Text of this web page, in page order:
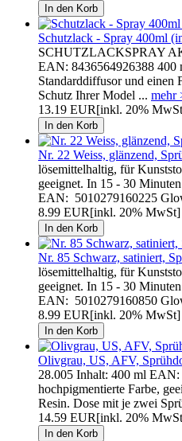
Schutzlack - Spray 400ml
SCHUTZLACKSPRAY
EAN: 8436564926388 400
Standarddiffusor und einen
Schutz Ihrer Model ... mehr
13.19 EUR[inkl. 20%
Nr. 22 Weiss, glänzend,
lösemittelhaltig, für
geeignet. In 15 - 30
EAN: 5010279160225
8.99 EUR[inkl. 20% MwSt]
Nr. 85 Schwarz, satiniert,
lösemittelhaltig, für
geeignet. In 15 - 30
EAN: 5010279160850
8.99 EUR[inkl. 20% MwSt]
Olivgrau, US, AFV,
28.005 Inhalt: 400 ml EAN:
hochpigmentierte Farbe,
Resin. Dose mit je zwei
14.59 EUR[inkl. 20%